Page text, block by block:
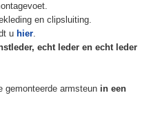
en clipsluiting.
u hier.
echt leder en echt leder
gemonteerde armsteun in een